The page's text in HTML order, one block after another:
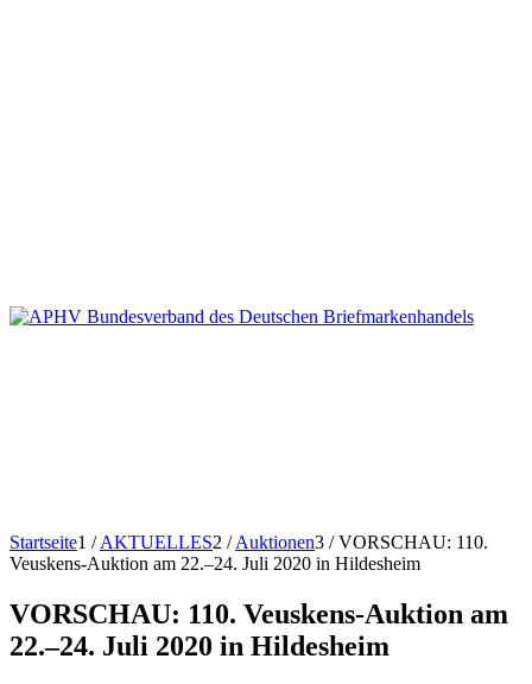
Startseite1 / AKTUELLES2 / Auktionen3 / VORSCHAU: 110.
Veuskens-Auktion am 22.–24. Juli 2020 in Hildesheim
VORSCHAU: 110. Veuskens-Auktion am
22.–24. Juli 2020 in Hildesheim